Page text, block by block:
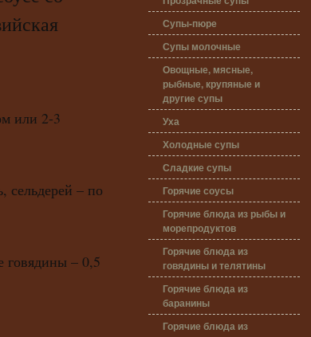
или 2-3
сельдерей – по
говядины – 0,5
Супы-пюре
Супы молочные
Овощные, мясные,
рыбные, крупяные и
другие супы
Уха
Холодные супы
Сладкие супы
Горячие соусы
Горячие блюда из рыбы и
морепродуктов
Горячие блюда из
говядины и телятины
Горячие блюда из
баранины
Горячие блюда из